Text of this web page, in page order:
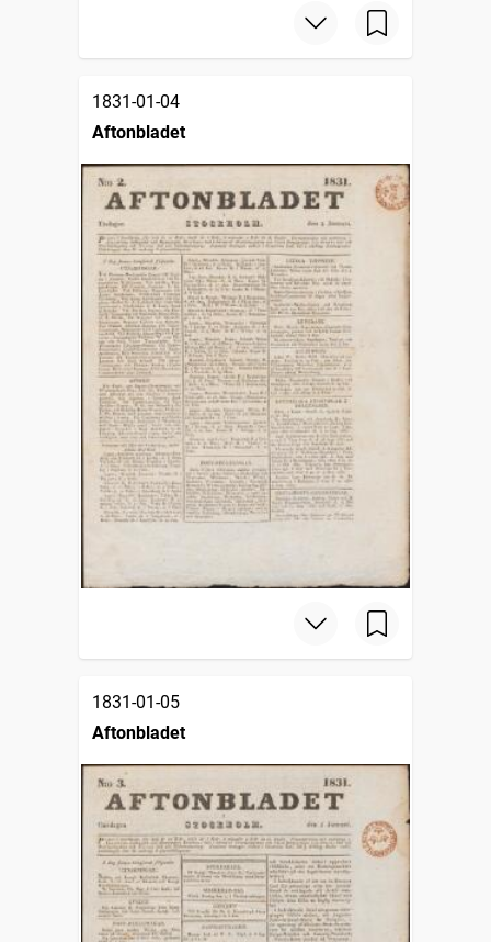
1831-01-04
Aftonbladet
1831-01-05
Aftonbladet